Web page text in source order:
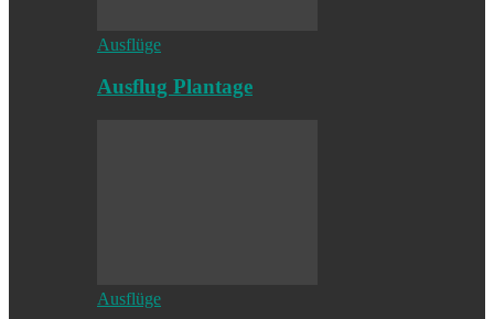
Ausflüge
Ausflug Plantage
Ausflüge